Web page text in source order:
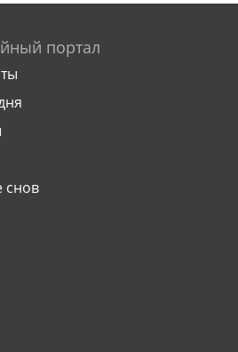
портал
снов